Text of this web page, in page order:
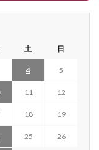
土 日
4 5
11 12
18 19
25 26